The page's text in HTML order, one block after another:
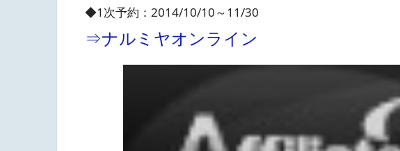
◆1次予約：2014/10/10～11/30
⇒ナルミヤオンライン